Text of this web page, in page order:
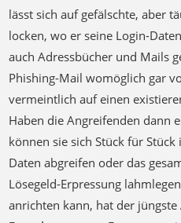
locken, wo er seine Login-
auch Adressbücher und Mails
Phishing-Mail womöglich gar
vermeintlich auf einen
Haben die Angreifenden dann
können sie sich Stück für Stück
Daten abgreifen oder das
Lösegeld-Erpressung
anrichten kann, hat der jüngste
Energieversorger Entega